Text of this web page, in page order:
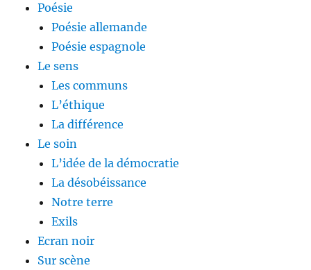
Poésie
Poésie allemande
Poésie espagnole
Le sens
Les communs
L’éthique
La différence
Le soin
L’idée de la démocratie
La désobéissance
Notre terre
Exils
Ecran noir
Sur scène